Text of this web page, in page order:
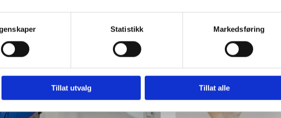
Statistikk Markedsføring
Tillat utvalg Tillat alle